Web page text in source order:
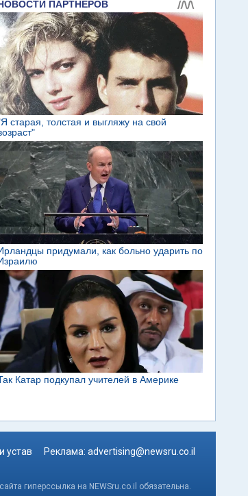
устав Реклама: advertising@newsru.co.il
гиперссылка на NEWSru.co.il обязательна.